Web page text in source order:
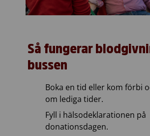
Så fungerar
bussen
Boka en tid eller kom förbi
om lediga tider.
Fyll i hälsodeklarationen på
donationsdagen.